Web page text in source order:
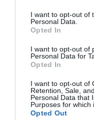
I want to opt-out of
Personal Data.
Opted In
I want to opt-out of
Personal Data for
Opted In
I want to opt-out of
Retention, Sale,
Personal Data that
Purposes for which
Opted Out
“Aquí hay un
tendencia creciente
farmacia comunitaria
proactivo, asistencial
En este sentido, el
iniciativas que buscan
en la promoción de la
profesional